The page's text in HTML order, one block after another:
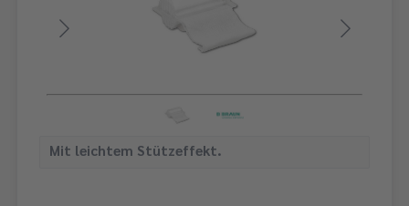
Mit leichtem Stützeffekt.